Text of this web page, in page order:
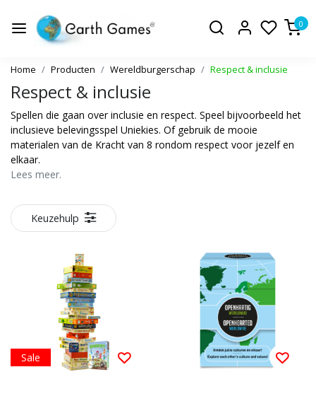
0
Home Producten Wereldburgerschap Respect & inclusie
Respect & inclusie
Spellen die gaan over inclusie en respect. Speel bijvoorbeeld het
inclusieve belevingsspel Uniekies. Of gebruik de mooie
materialen van de Kracht van 8 rondom respect voor jezelf en
elkaar.
Lees meer.
Keuzehulp
Sale